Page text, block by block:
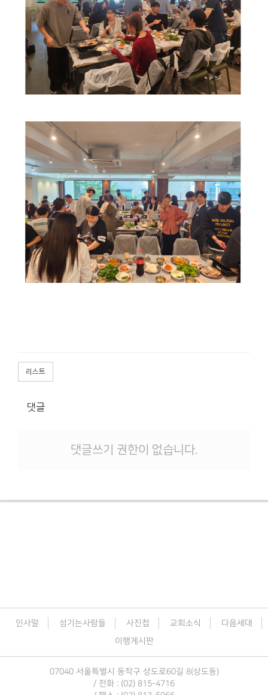
리스트
댓글
댓글쓰기 권한이 없습니다.
인사말 섬기는사람들 사진첩 교회소식
다음세대
이행게시판
07040 서울특별시 동작구 상도로60길 8(상도동)
/ 전화 : (02) 815-4716